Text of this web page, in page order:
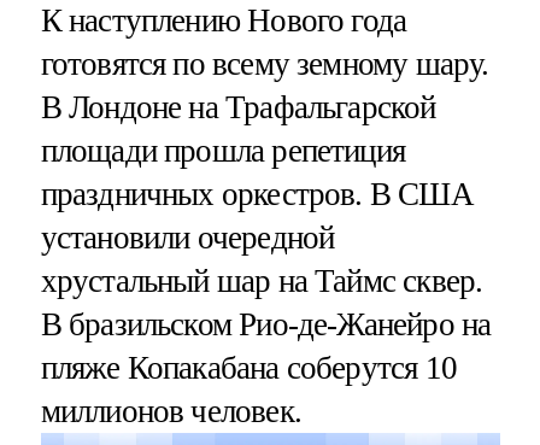
К наступлению Нового года
готовятся по всему земному шару.
В Лондоне на Трафальгарской
площади прошла репетиция
праздничных оркестров. В США
установили очередной
хрустальный шар на Таймс сквер.
В бразильском Рио-де-Жанейро на
пляже Копакабана соберутся 10
миллионов человек.